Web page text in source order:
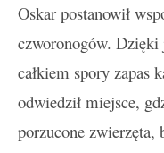
Oskar postanowił
czworonogów. Dzięki
całkiem spory zapas
odwiedził miejsce,
porzucone zwierzęta,